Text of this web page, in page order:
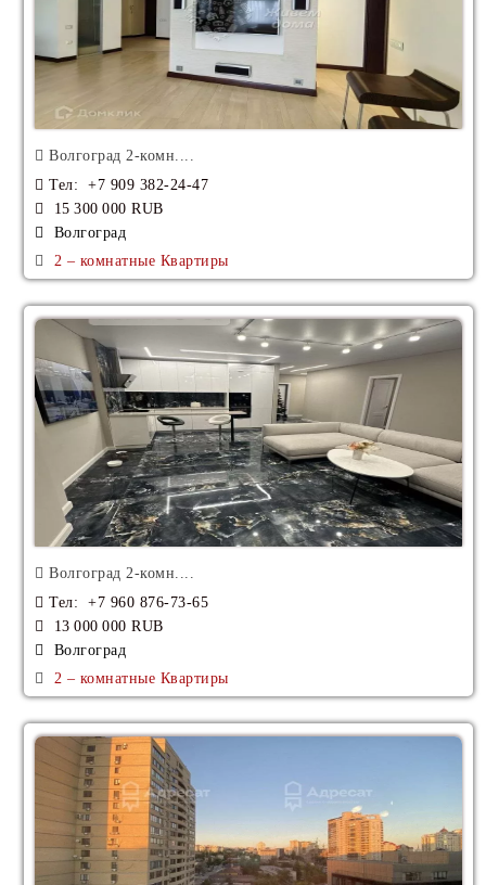
Волгоград 2-комн....
Тел: +7 909 382-24-47
15 300 000 RUB
Волгоград
2 – комнатные Квартиры
Волгоград 2-комн....
Тел: +7 960 876-73-65
13 000 000 RUB
Волгоград
2 – комнатные Квартиры